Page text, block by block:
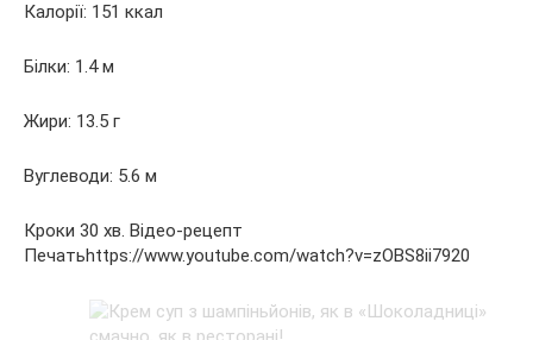
Калорії: 151 ккал
Білки: 1.4 м
Жири: 13.5 г
Вуглеводи: 5.6 м
Кроки 30 хв. Відео-рецепт
Печатьhttps://www.youtube.com/watch?v=zOBS8ii7920